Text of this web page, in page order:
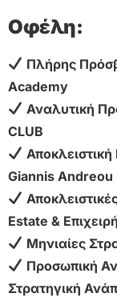
Οφέλη:
Πλήρης
Academy
Αναλυτική
CLUB
Giannis Andreou
Estate &
Μηνιαίες
Προσωπική
Στρατηγική